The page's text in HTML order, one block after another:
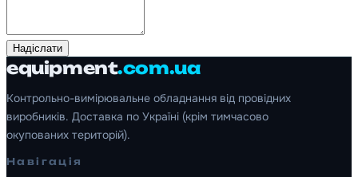
Надіслати
equipment.com.ua
Контрольно-вимірювальне обладнання від провідних
виробників. Доставка по Україні (крім тимчасово
окупованих територій).
Навігація